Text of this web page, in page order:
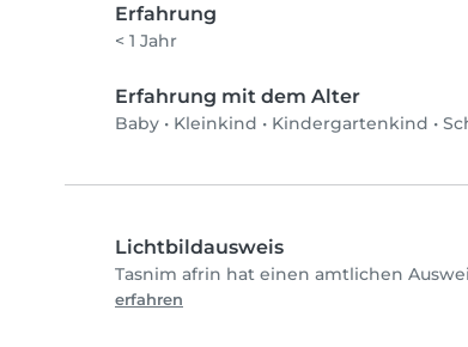
Erfahrung
< 1 Jahr
Erfahrung mit dem Alter
Baby • Kleinkind • Kindergartenkind •
Lichtbildausweis
Tasnim afrin hat einen amtlichen
erfahren